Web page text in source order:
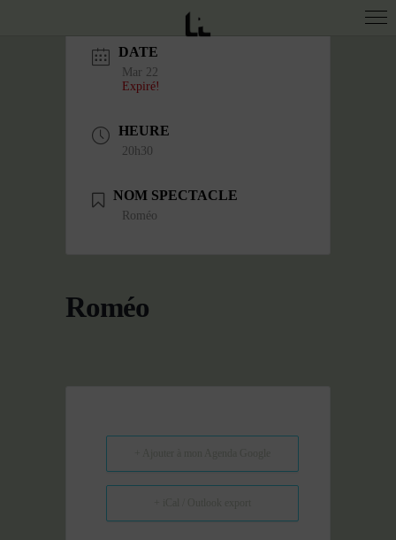
DATE
Mar 22
Expiré!
HEURE
20h30
NOM SPECTACLE
Roméo
Roméo